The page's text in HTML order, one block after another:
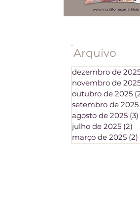
Arquivo
dezembro de
novembro de
outubro de 2025
setembro de 2025
agosto de 2025 (3)
julho de 2025 (2)
março de 2025 (2)